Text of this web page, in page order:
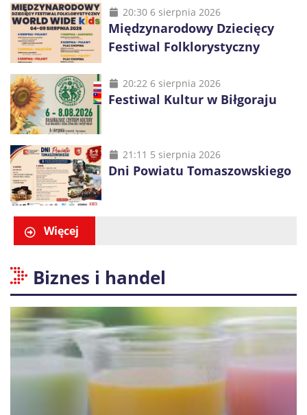
20:30 6 sierpnia 2026
Międzynarodowy Dziecięcy
Festiwal Folklorystyczny
20:22 6 sierpnia 2026
Festiwal Kultur w Biłgoraju
21:11 5 sierpnia 2026
Dni Powiatu Tomaszowskiego
Więcej
Biznes i handel